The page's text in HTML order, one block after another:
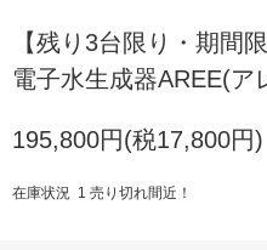
【残り3台限り・期間
電子水生成器AREE(ア
195,800円(税17,800円)
在庫状況 1 売り切れ間近！